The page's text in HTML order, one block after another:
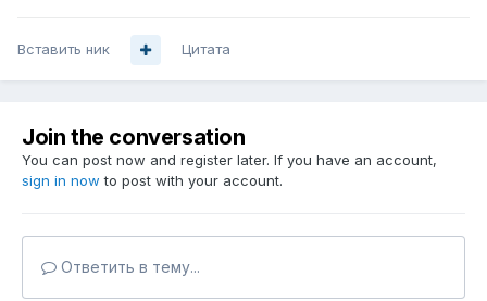
Вставить ник Цитата
Join the conversation
You can post now and register later. If you have an account,
sign in now to post with your account.
Ответить в тему...